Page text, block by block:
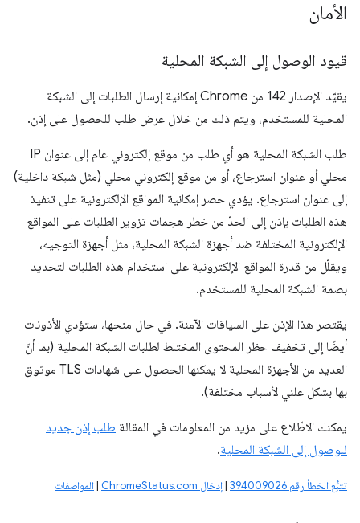
الأمان
قيود الوصول إلى الشبكة المحلية
يقيّد الإصدار 142 من Chrome إمكانية إرسال الطلبات إلى الشبكة
المحلية للمستخدم، ويتم ذلك من خلال عرض طلب للحصول على إذن.
طلب الشبكة المحلية هو أي طلب من موقع إلكتروني عام إلى عنوان IP
محلي أو عنوان استرجاع، أو من موقع إلكتروني محلي (مثل شبكة داخلية)
إلى عنوان استرجاع. يؤدي حصر إمكانية المواقع الإلكترونية على تنفيذ
هذه الطلبات بإذن إلى الحدّ من خطر هجمات تزوير الطلبات على المواقع
الإلكترونية المختلفة ضد أجهزة الشبكة المحلية، مثل أجهزة التوجيه،
ويقلّل من قدرة المواقع الإلكترونية على استخدام هذه الطلبات لتحديد
بصمة الشبكة المحلية للمستخدم.
يقتصر هذا الإذن على السياقات الآمنة. في حال منحها، ستؤدي الأذونات
أيضًا إلى تخفيف حظر المحتوى المختلط لطلبات الشبكة المحلية (بما أنّ
العديد من الأجهزة المحلية لا يمكنها الحصول على شهادات TLS موثوق
بها بشكل علني لأسباب مختلفة).
يمكنك الاطّلاع على مزيد من المعلومات في المقالة طلب إذن جديد
للوصول إلى الشبكة المحلية.
تتبُّع الخطأ رقم 394009026 |إدخال ChromeStatus.com |المواصفات